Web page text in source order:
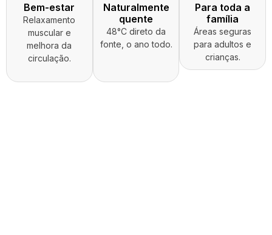
Bem-estar
Relaxamento
muscular e
melhora da
circulação.
Naturalmente
quente
48°C direto da
fonte, o ano todo.
Para toda a
família
Áreas seguras
para adultos e
crianças.